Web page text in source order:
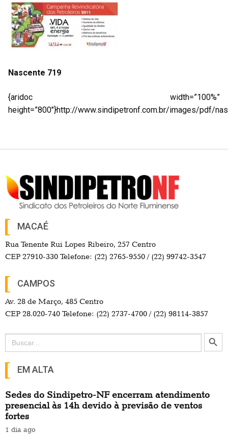
Nascente 719
{aridoc width=”100%”
height=”800″}http://www.sindipetronf.com.br/images/pdf/
MACAÉ
Rua Tenente Rui Lopes Ribeiro, 257 Centro
CEP 27910-330 Telefone: (22) 2765-9550 / (22) 99742-3547
CAMPOS
Av. 28 de Março, 485 Centro
CEP 28.020-740 Telefone: (22) 2737-4700 / (22) 98114-3857
Search
for:
Search Button
EM ALTA
Sedes do Sindipetro-NF encerram atendimento
presencial às 14h devido à previsão de ventos
fortes
1 dia ago